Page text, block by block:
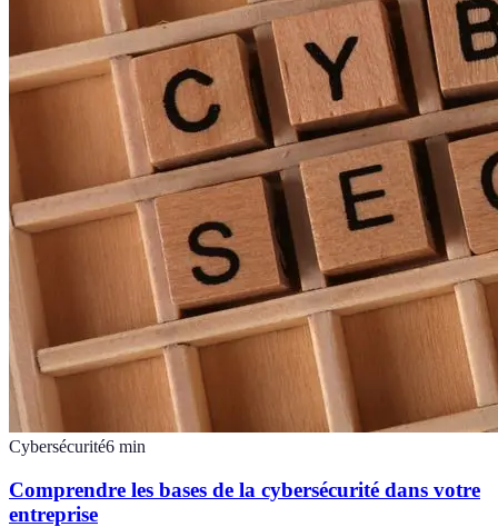
Cybersécurité6 min
Comprendre les bases de la cybersécurité dans votre
entreprise